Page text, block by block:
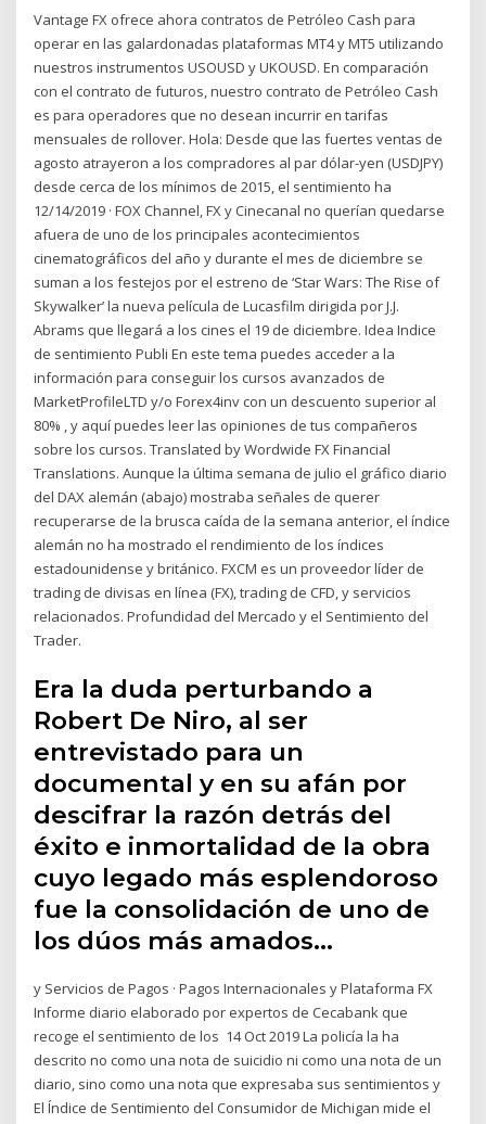
Vantage FX ofrece ahora contratos de Petróleo Cash para
operar en las galardonadas plataformas MT4 y MT5 utilizando
nuestros instrumentos USOUSD y UKOUSD. En comparación
con el contrato de futuros, nuestro contrato de Petróleo Cash
es para operadores que no desean incurrir en tarifas
mensuales de rollover. Hola: Desde que las fuertes ventas de
agosto atrayeron a los compradores al par dólar-yen (USDJPY)
desde cerca de los mínimos de 2015, el sentimiento ha
12/14/2019 · FOX Channel, FX y Cinecanal no querían quedarse
afuera de uno de los principales acontecimientos
cinematográficos del año y durante el mes de diciembre se
suman a los festejos por el estreno de ‘Star Wars: The Rise of
Skywalker’ la nueva película de Lucasfilm dirigida por J.J.
Abrams que llegará a los cines el 19 de diciembre. Idea Indice
de sentimiento Publi En este tema puedes acceder a la
información para conseguir los cursos avanzados de
MarketProfileLTD y/o Forex4inv con un descuento superior al
80% , y aquí puedes leer las opiniones de tus compañeros
sobre los cursos. Translated by Wordwide FX Financial
Translations. Aunque la última semana de julio el gráfico diario
del DAX alemán (abajo) mostraba señales de querer
recuperarse de la brusca caída de la semana anterior, el índice
alemán no ha mostrado el rendimiento de los índices
estadounidense y británico. FXCM es un proveedor líder de
trading de divisas en línea (FX), trading de CFD, y servicios
relacionados. Profundidad del Mercado y el Sentimiento del
Trader.
Era la duda perturbando a
Robert De Niro, al ser
entrevistado para un
documental y en su afán por
descifrar la razón detrás del
éxito e inmortalidad de la obra
cuyo legado más esplendoroso
fue la consolidación de uno de
los dúos más amados…
y Servicios de Pagos · Pagos Internacionales y Plataforma FX
Informe diario elaborado por expertos de Cecabank que
recoge el sentimiento de los 14 Oct 2019 La policía la ha
descrito no como una nota de suicidio ni como una nota de un
diario, sino como una nota que expresaba sus sentimientos y
El Índice de Sentimiento del Consumidor de Michigan mide el